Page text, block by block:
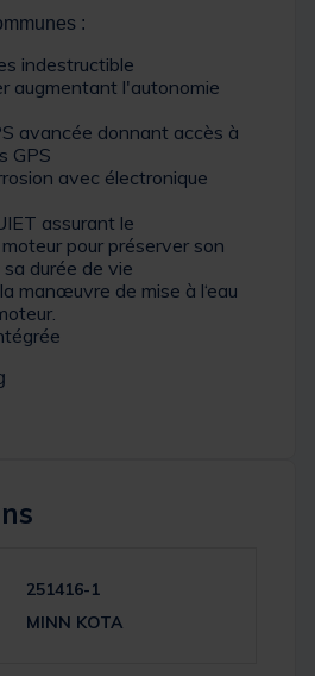
:
indestructible
augmentant l'autonomie
avancée donnant accès à
GPS
avec électronique
assurant le
pour préserver son
durée de vie
manœuvre de mise à l‘eau
251416-1
MINN KOTA